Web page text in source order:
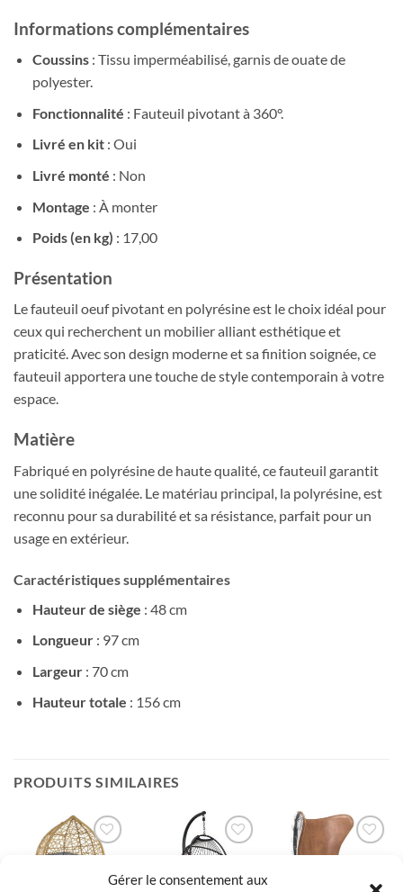
Gérer le consentement aux
Informations complémentaires
Coussins: Tissu imperméabilisé, garnis de ouate de
polyester.
Fonctionnalité : Fauteuil pivotant à 360°.
Livré en kit: Oui
Livré monté : Non
Montage : À monter
Poids (en kg) : 17,00
Présentation
Le fauteuil oeuf pivotant en polyrésine est le choix idéal pour
ceux qui recherchent un mobilier alliant esthétique et
praticité. Avec son design moderne et sa finition soignée, ce
fauteuil apportera une touche de style contemporain à votre
espace.
Matière
Fabriqué en polyrésine de haute qualité, ce fauteuil garantit
une solidité inégalée. Le matériau principal, la polyrésine, est
reconnu pour sa durabilité et sa résistance, parfait pour un
usage en extérieur.
Caractéristiques supplémentaires
Hauteur de siège : 48 cm
Longueur: 97 cm
Largeur: 70 cm
Hauteur totale : 156 cm
PRODUITS SIMILAIRES
Ajouter
Ajouter
de